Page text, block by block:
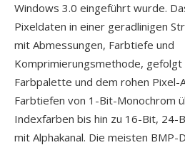
Windows 3.0 eingeführt wurde.
Pixeldaten in einer geradlinigen
mit Abmessungen, Farbtiefe und
Komprimierungsmethode, gefolgt
Farbpalette und dem rohen
Farbtiefen von 1-Bit-Monochrom
Indexfarben bis hin zu 16-Bit, 24-
mit Alphakanal. Die meisten BMP-